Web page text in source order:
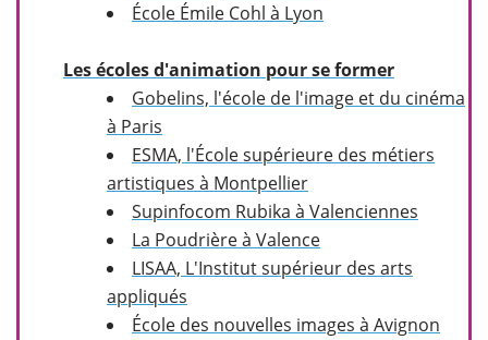
École Émile Cohl à Lyon
Les écoles d'animation pour se former
Gobelins, l'école de l'image et du cinéma
à Paris
ESMA, l'École supérieure des métiers
artistiques à Montpellier
Supinfocom Rubika à Valenciennes
La Poudrière à Valence
LISAA, L'Institut supérieur des arts
appliqués
École des nouvelles images à Avignon